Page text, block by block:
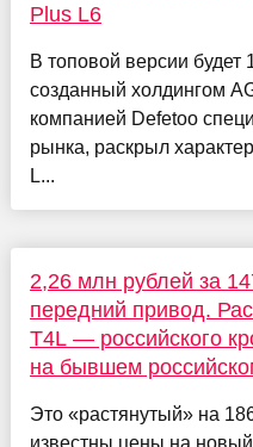
Plus L6
В топовой версии будет
созданный холдингом
компанией Defetoo
рынка, раскрыл
L...
2,26 млн рублей за
передний привод.
T4L — российского
на бывшем
Это «растянутый» на
известны цены на новый